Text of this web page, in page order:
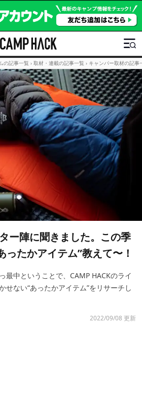
の記事一覧 › 取材・連載の記事一覧 › キャンパー取材の記事
ー陣に聞きました。この季
ったかアイテム”教えて〜！
最中ということで、CAMP HACKのライ
せない“あったかアイテム”をリサーチし
2022/09/08 更新